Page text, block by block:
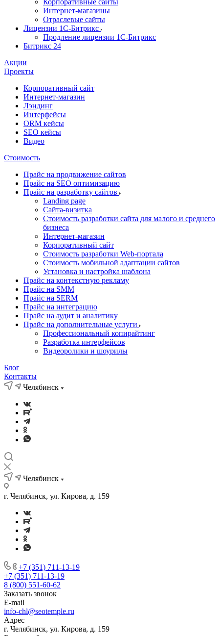
Корпоративные сайты
Интернет-магазины
Отраслевые сайты
Лицензии 1С-Битрикс
Продление лицензии 1С-Битрикс
Битрикс 24
Акции
Проекты
Корпоративный сайт
Интернет-магазин
Лэндинг
Интерфейсы
ORM кейсы
SEO кейсы
Видео
Стоимость
Прайс на продвижение сайтов
Прайс на SEO оптимизацию
Прайс на разработку сайтов
Landing page
Cайта-визитка
Стоимость разработки сайта для малого и среднего
бизнеса
Интернет-магазин
Корпоративный сайт
Стоимость разработки Web-портала
Стоимость мобильной адаптации сайтов
Установка и настройка шаблона
Прайс на контекстную рекламу
Прайс на SMM
Прайс на SERM
Прайс на интеграцию
Прайс на аудит и аналитику
Прайс на дополнительные услуги
Профессиональный копирайтинг
Разработка интерфейсов
Видеоролики и шоурилы
Блог
Контакты
Челябинск
Челябинск
г. Челябинск, ул. Кирова, д. 159
+7 (351) 711-13-19
+7 (351) 711-13-19
8 (800) 551-60-62
Заказать звонок
E-mail
info-chl@seotemple.ru
Адрес
г. Челябинск, ул. Кирова, д. 159